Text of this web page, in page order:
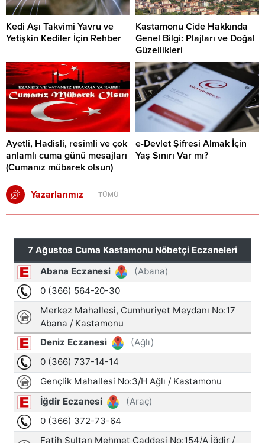
Kedi Aşı Takvimi Yavru ve
Yetişkin Kediler İçin Rehber
Kastamonu Cide Hakkında
Genel Bilgi: Plajları ve Doğal
Güzellikleri
Ayetli, Hadisli, resimli ve çok
anlamlı cuma günü mesajları
(Cumanız mübarek olsun)
e-Devlet Şifresi Almak İçin
Yaş Sınırı Var mı?
Yazarlarımız TÜMÜ